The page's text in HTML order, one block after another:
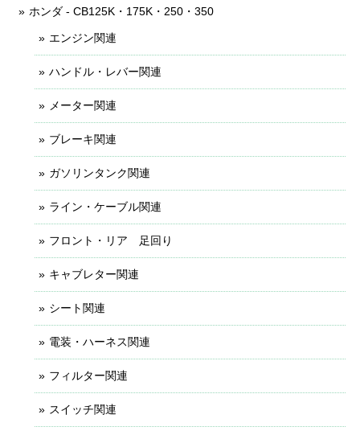
ホンダ - CB125K・175K・250・350
エンジン関連
ハンドル・レバー関連
メーター関連
ブレーキ関連
ガソリンタンク関連
ライン・ケーブル関連
フロント・リア 足回り
キャブレター関連
シート関連
電装・ハーネス関連
フィルター関連
スイッチ関連